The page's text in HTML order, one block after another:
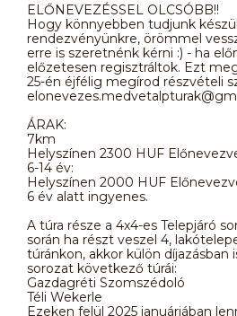
ELŐNEVEZÉSSEL OLCSÓBB!!
Hogy könnyebben tudjunk
rendezvényünkre, örömmel
erre is szeretnénk kérni :) - ha
előzetesen regisztráltok. Ezt
25-én éjfélig megírod részvételi
ÁRAK:
7km
Helyszínen 2300 HUF
6-14 év:
Helyszínen 2000 HUF
6 év alatt ingyenes.
A túra része a 4x4-es Telepjáró
során ha részt veszel 4,
túránkon, akkor külön díjazásban
sorozat következő túrái:
Gazdagréti Szomszédoló
Téli Wekerle
Ezeken felül 2025 januárjában